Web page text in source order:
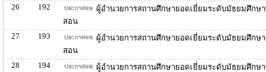
26
192
ผู้อำนวยการสถานศึกษายอดเยี่ยมระดับมัธยมศึกษ
สอน
27
193
ผู้อำนวยการสถานศึกษายอดเยี่ยมระดับมัธยมศึกษ
สอน
28
194
ผู้อำนวยการสถานศึกษายอดเยี่ยมระดับมัธยมศึกษ